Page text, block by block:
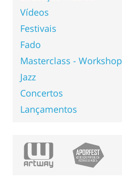
Vídeos
Festivais
Fado
Masterclass - Workshop
Jazz
Concertos
Lançamentos